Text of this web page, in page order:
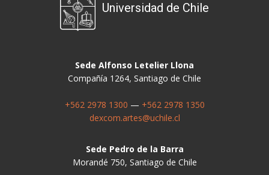
Universidad de Chile
Sede Alfonso Letelier Llona
Compañía 1264, Santiago de Chile
+562 2978 1300 — +562 2978 1350
dexcom.artes@uchile.cl
Sede Pedro de la Barra
Morandé 750, Santiago de Chile